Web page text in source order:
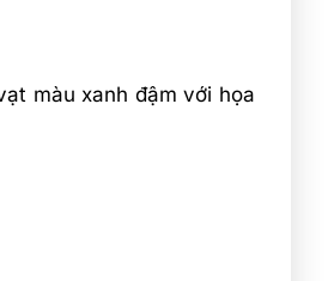
màu xanh đậm với họa